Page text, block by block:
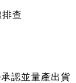
查
認並量產出貨